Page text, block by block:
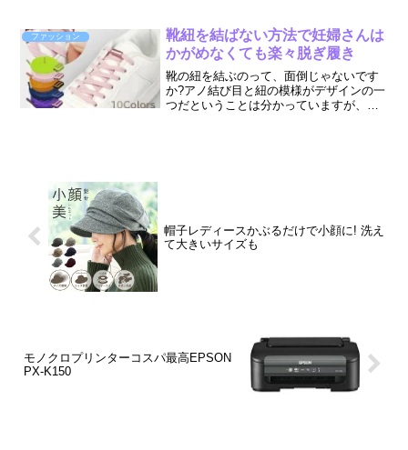
ものまでいろんなメーカーが出してきて
いますね。どうせ履くなら...
ファッション
靴紐を結ばない方法で妊婦さんは
かがめなくても楽々脱ぎ履き
靴の紐を結ぶのって、面倒じゃないです
か?アノ結び目と紐の模様がデザインの一
つだということは分かっていますが、履
帽子レディースかぶるだけで小顔に! 洗え
て大きいサイズも
モノクロプリンターコスパ最高EPSON
PX-K150